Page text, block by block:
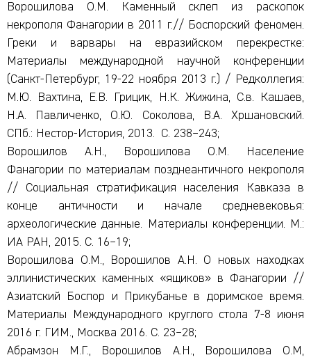
Ворошилова О.М. Каменный склеп из раскопок
некрополя Фанагории в 2011 г.// Боспорский феномен.
Греки и варвары на евразийском перекрестке:
Материалы международной научной конференции
(Санкт-Петербург, 19-22 ноября 2013 г.) / Редколлегия:
М.Ю. Вахтина, Е.В. Грицик, Н.К. Жижина, С.в. Кашаев,
Н.А. Павличенко, О.Ю. Соколова, В.А. Хршановский.
СПб.: Нестор-История, 2013. С. 238–243;
Ворошилов А.Н., Ворошилова О.М. Население
Фанагории по материалам позднеантичного некрополя
// Социальная стратификация населения Кавказа в
конце античности и начале средневековья:
археологические данные. Материалы конференции. М.:
ИА РАН, 2015. С. 16–19;
Ворошилова О.М., Ворошилов А.Н. О новых находках
эллинистических каменных «ящиков» в Фанагории //
Азиатский Боспор и Прикубанье в доримское время.
Материалы Международного круглого стола 7-8 июня
2016 г. ГИМ., Москва 2016. С. 23–28;
Абрамзон М.Г., Ворошилов А.Н., Ворошилова О.М,